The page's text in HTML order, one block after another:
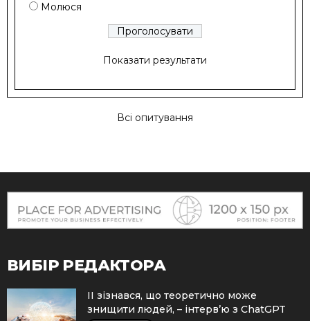
Молюся
Показати результати
Всі опитування
ВИБІР РЕДАКТОРА
ІІ зізнався, що теоретично може
знищити людей, – інтерв’ю з ChatGPT